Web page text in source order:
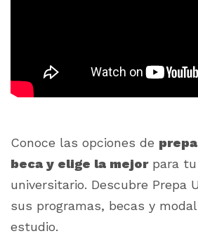
Conoce las opciones de
beca y elige la mejorpara
universitario. Descubre Prepa
sus programas, becas y
estudio.